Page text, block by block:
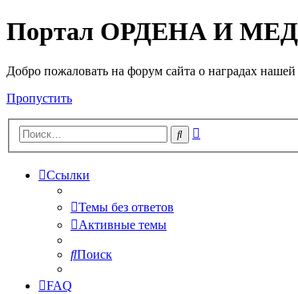
Портал ОРДЕНА И
Добро пожаловать на форум сайта о наградах
Пропустить
Поиск
Ссылки
Темы без ответов
Активные темы
Поиск
FAQ